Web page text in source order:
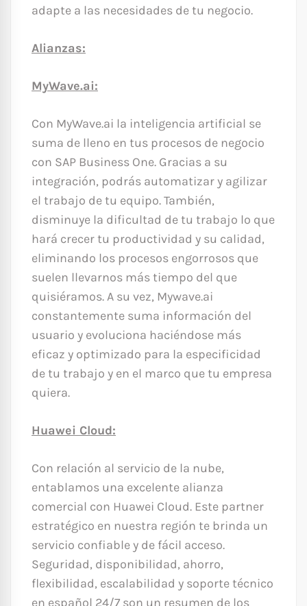
adapte a las necesidades de tu negocio.
Alianzas:
MyWave.ai:
Con MyWave.ai la inteligencia artificial se
suma de lleno en tus procesos de negocio
con SAP Business One. Gracias a su
integración, podrás automatizar y agilizar
el trabajo de tu equipo. También,
disminuye la dificultad de tu trabajo lo que
hará crecer tu productividad y su calidad,
eliminando los procesos engorrosos que
suelen llevarnos más tiempo del que
quisiéramos. A su vez, Mywave.ai
constantemente suma información del
usuario y evoluciona haciéndose más
eficaz y optimizado para la especificidad
de tu trabajo y en el marco que tu empresa
quiera.
Huawei Cloud:
Con relación al servicio de la nube,
entablamos una excelente alianza
comercial con Huawei Cloud. Este partner
estratégico en nuestra región te brinda un
servicio confiable y de fácil acceso.
Seguridad, disponibilidad, ahorro,
flexibilidad, escalabilidad y soporte técnico
en español 24/7 son un resumen de los